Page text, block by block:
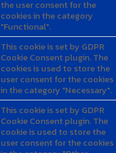
This cookie is set by GDPR
Cookie Consent plugin. The
cookie is used to store the
user consent for the cookies
in the category
"Performance".
The cookie is set by the
GDPR Cookie Consent plugin
and is used to store whether
or not user has consented to
the use of cookies. It does
not store any personal data.